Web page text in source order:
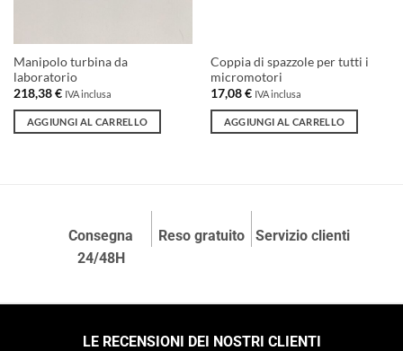
Manipolo turbina da
laboratorio
218,38€ IVA inclusa
AGGIUNGI AL CARRELLO
Coppia di spazzole per tutti i
micromotori
17,08€ IVA inclusa
AGGIUNGI AL CARRELLO
Consegna
24/48H
Reso gratuito Servizio clienti
LE RECENSIONI DEI NOSTRI CLIENTI